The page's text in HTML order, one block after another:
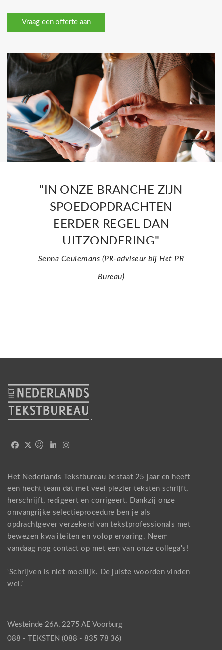
Vraag een offerte aan
"IN ONZE BRANCHE ZIJN
SPOEDOPDRACHTEN
EERDER REGEL DAN
UITZONDERING"
Senna Ceulemans (PR-adviseur bij Het PR
Bureau)
Het Nederlands Tekstbureau bestaat 25 jaar en heeft
een hecht team dat met veel plezier teksten schrijft,
herschrijft, redigeert en corrigeert. Dankzij onze
omvangrijke selectieprocedure ben je als
opdrachtgever verzekerd van tekstprofessionals met
bewezen kwaliteiten en volop ervaring. Neem
vandaag nog contact op met een van onze collega's!
‘Schrijven is niet moeilijk. De juiste woorden vinden
wel.’
Westeinde 26A, 2275 AE Voorburg
088 - TEKSTEN (088 - 835 78 36)